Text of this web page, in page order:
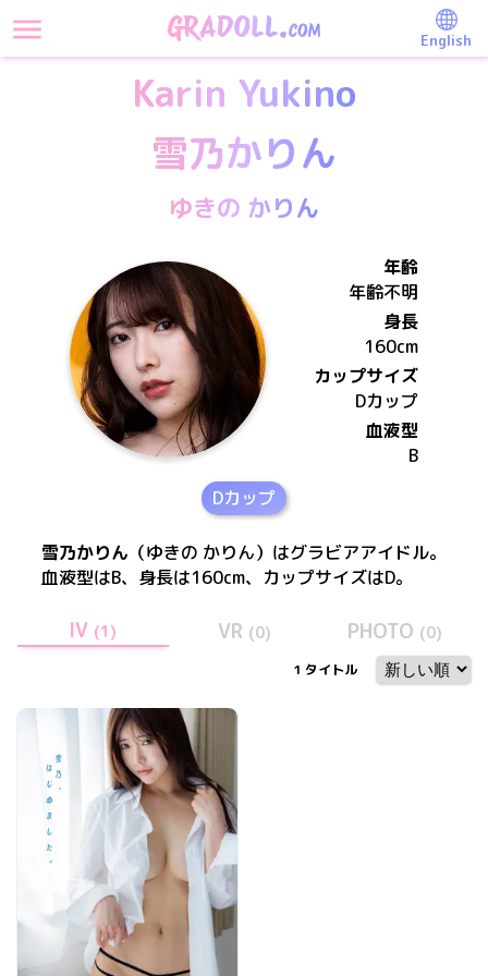
English
Karin Yukino
雪乃かりん
ゆきの かりん
年齢
年齢不明
身長
160cm
カップサイズ
Dカップ
血液型
B
Dカップ
雪乃かりん （ゆきの かりん） はグラビアアイドル。
血液型はB、身長は160cm、カップサイズはD。
IV (1 ) VR (0) PHOTO (0)
1 タイトル